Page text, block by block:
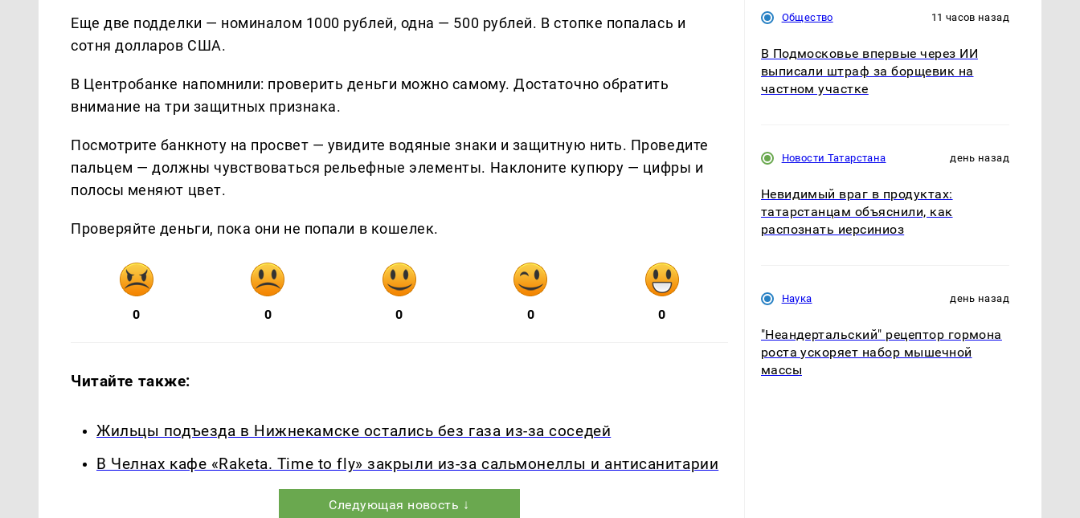
Еще две подделки — номиналом 1000 рублей, одна — 500 рублей. В стопке попалась и
сотня долларов США.
В Центробанке напомнили: проверить деньги можно самому. Достаточно обратить
внимание на три защитных признака.
Посмотрите банкноту на просвет — увидите водяные знаки и защитную нить. Проведите
пальцем — должны чувствоваться рельефные элементы. Наклоните купюру — цифры и
полосы меняют цвет.
Проверяйте деньги, пока они не попали в кошелек.
0 0 0 0 0
Читайте также:
Жильцы подъезда в Нижнекамске остались без газа из-за соседей
В Челнах кафе «Raketa. Time to fly» закрыли из-за сальмонеллы и антисанитарии
Следующая новость ↓
Общество 11 часов назад
В Подмосковье впервые через ИИ
выписали штраф за борщевик на
частном участке
Новости Татарстана день назад
Невидимый враг в продуктах:
татарстанцам объяснили, как
распознать иерсиниоз
Наука день назад
"Неандертальский" рецептор гормона
роста ускоряет набор мышечной
массы